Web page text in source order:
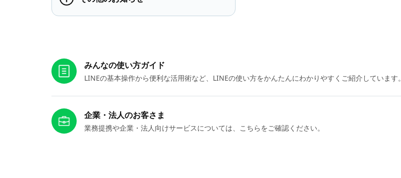
みんなの使い方ガイド
LINEの基本操作から便利な活用術など、LINEの使い方をかんたんにわかりやすくご紹介しています。
企業・法人のお客さま
業務提携や企業・法人向けサービスについては、こちらをご確認ください。